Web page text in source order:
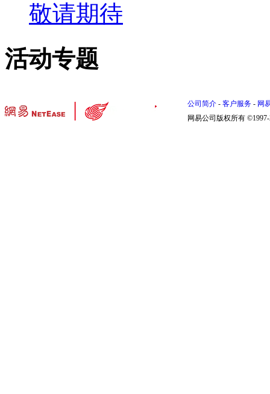
敬请期待
活动专题
公司简介 - 客户服务 - 网
网易公司版权所有